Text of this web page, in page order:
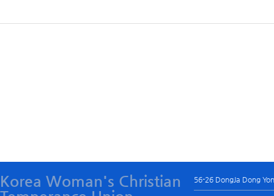
Korea Woman's Christian
56-26 DongJa Dong